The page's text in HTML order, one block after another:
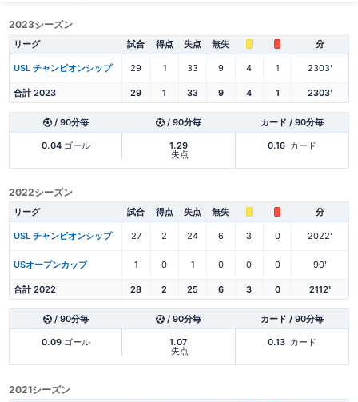
2023シーズン
リーグ 試合 得点 失点 無失 分
USL チャンピオンシップ 29 1 33 9 4 1 2303'
合計 2023 29 1 33 9 4 1 2303'
/ 90分毎 / 90分毎 カード / 90分毎
0.04ゴール 1.29
失点
0.16 カード
2022シーズン
リーグ 試合 得点 失点 無失 分
USL チャンピオンシップ 27 2 24 6 3 0 2022'
USオープンカップ 1 0 1 0 0 0 90'
合計 2022 28 2 25 6 3 0 2112'
/ 90分毎 / 90分毎 カード / 90分毎
0.09ゴール 1.07
失点
0.13 カード
2021シーズン